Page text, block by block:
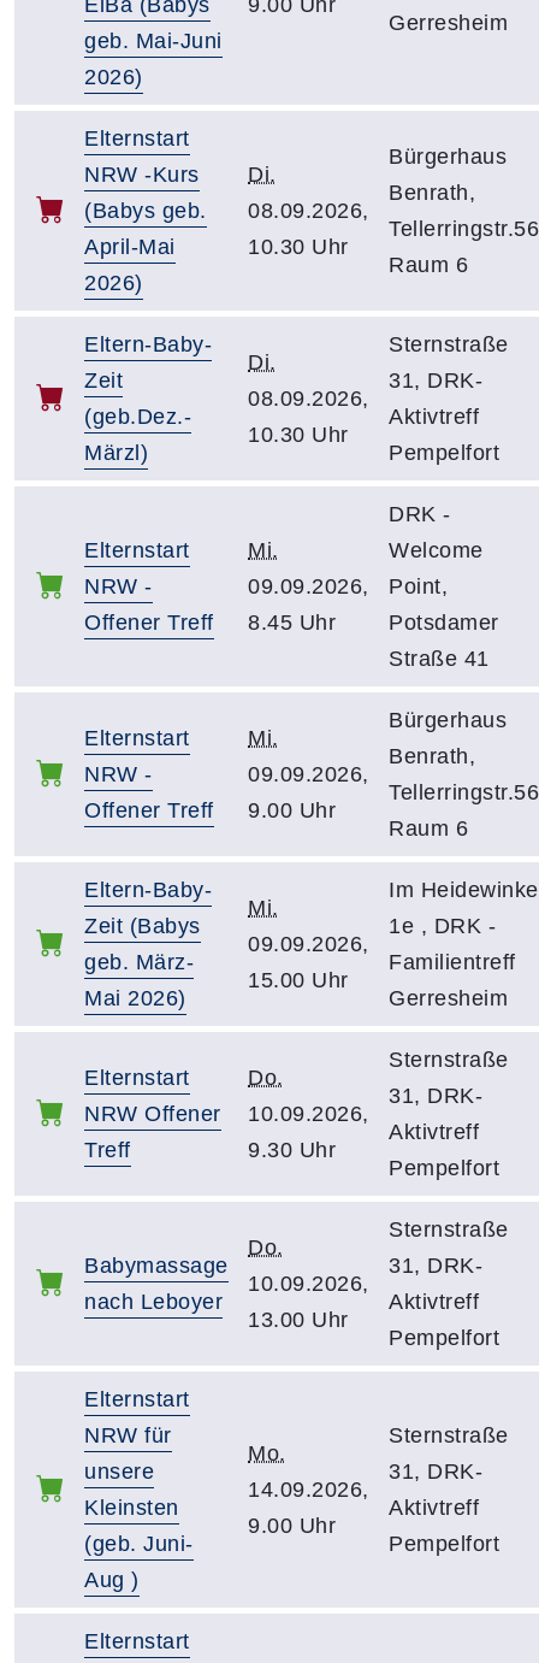
geb. Mai-Juni
2026)
Gerresheim
Elternstart
NRW -Kurs
(Babys geb.
April-Mai
2026)
Di.
08.09.2026,
10.30 Uhr
Bürgerhaus
Benrath,
Raum 6
Eltern-Baby-
Zeit
(geb.Dez.-
Märzl)
Di.
08.09.2026,
10.30 Uhr
Sternstraße
31, DRK-
Aktivtreff
Pempelfort
Elternstart
NRW -
Offener Treff
Mi.
09.09.2026,
8.45 Uhr
DRK -
Welcome
Point,
Potsdamer
Straße 41
Elternstart
NRW -
Offener Treff
Mi.
09.09.2026,
9.00 Uhr
Bürgerhaus
Benrath,
Raum 6
Eltern-Baby-
Zeit (Babys
geb. März-
Mai 2026)
Mi.
09.09.2026,
15.00 Uhr
Im
1e , DRK -
Familientreff
Gerresheim
Elternstart
NRW Offener
Treff
Do.
10.09.2026,
9.30 Uhr
Sternstraße
31, DRK-
Aktivtreff
Pempelfort
Babymassage
nach Leboyer
Do.
10.09.2026,
13.00 Uhr
Sternstraße
31, DRK-
Aktivtreff
Pempelfort
Elternstart
NRW für
unsere
Kleinsten
(geb. Juni-
Aug )
Mo.
14.09.2026,
9.00 Uhr
Sternstraße
31, DRK-
Aktivtreff
Pempelfort
Elternstart